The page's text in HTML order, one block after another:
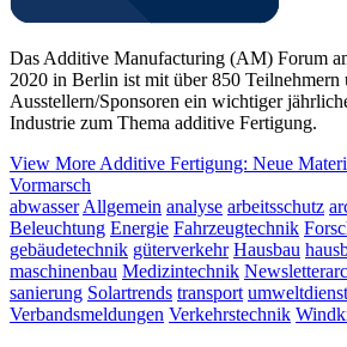
Das Additive Manufacturing (AM) Forum
2020 in Berlin ist mit über 850 Teilnehmern
Ausstellern/Sponsoren ein wichtiger
Industrie zum Thema additive Fertigung.
View More Additive Fertigung: Neue
Vormarsch
abwasser Allgemein analyse arbeitsschutz
Beleuchtung Energie Fahrzeugtechnik
gebäudetechnik güterverkehr Hausbau
maschinenbau Medizintechnik
sanierung Solartrends transport
Verbandsmeldungen Verkehrstechnik